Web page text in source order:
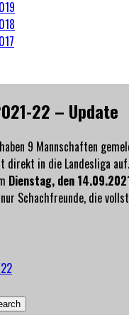
22 – Update
9 Mannschaften
in die Landesliga
Dienstag, den
Schachfreunde, die